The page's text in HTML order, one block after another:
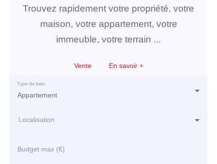
Trouvez rapidement votre propriété, votre
maison, votre appartement, votre
immeuble, votre terrain ...
Vente En savoir +
Appartement
Type de bien
Localisation
Budget max (€)